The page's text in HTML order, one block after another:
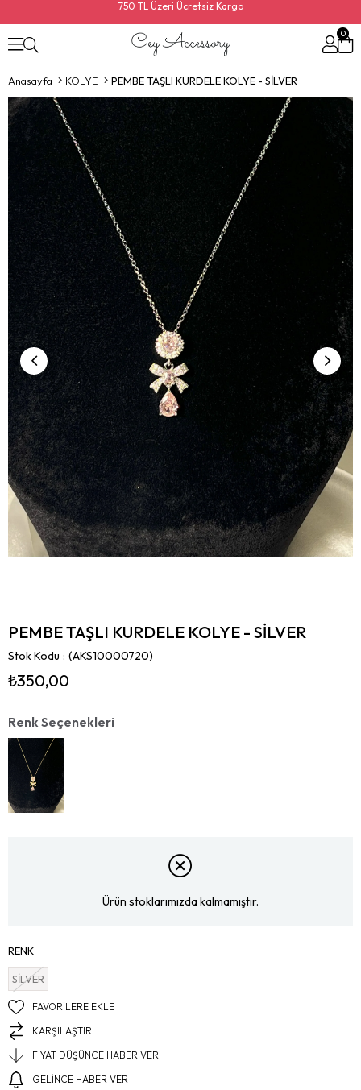
750 TL Üzeri Ücretsiz Kargo
0
Anasayfa KOLYE PEMBE TAŞLI KURDELE KOLYE - SİLVER
PEMBE TAŞLI KURDELE KOLYE - SİLVER
Stok Kodu (AKS10000720)
₺350,00
Renk Seçenekleri
Ürün stoklarımızda kalmamıştır.
RENK
SİLVER
FAVORILERE EKLE
KARŞILAŞTIR
FIYAT DÜŞÜNCE HABER VER
GELINCE HABER VER